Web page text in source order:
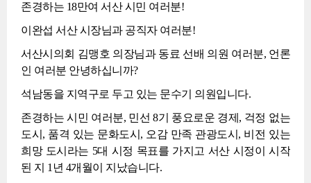
존경하는 18만여 서산 시민 여러분!
이완섭 서산 시장님과 공직자 여러분!
서산시의회 김맹호 의장님과 동료 선배 의원 여러분, 언론
인 여러분 안녕하십니까?
석남동을 지역구로 두고 있는 문수기 의원입니다.
존경하는 시민 여러분, 민선 8기 풍요로운 경제, 걱정 없는
도시, 품격 있는 문화도시, 오감 만족 관광도시, 비전 있는
희망 도시라는 5대 시정 목표를 가지고 서산 시정이 시작
된 지 1년 4개월이 지났습니다.